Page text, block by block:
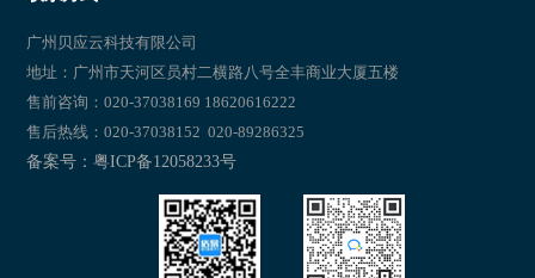
广州贝应云科技有限公司
地址：广州市天河区员村二横路八号全丰商业大厦五楼
售前咨询：020-37038169 18620616222
售后热线：020-37038152 020-89286325
备案号：粤ICP备12058233号